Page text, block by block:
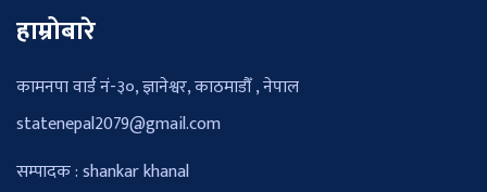
हाम्रोबारे
कामनपा वार्ड नं-३०, ज्ञानेश्वर, काठमाडौँ , नेपाल
statenepal2079@gmail.com
सम्पादक : shankar khanal